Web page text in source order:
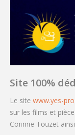
Site 100%
Le site www.yes-
sur les films et
Corinne Touzet